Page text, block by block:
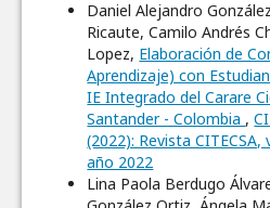
Daniel Alejandro
Ricaute, Camilo Andrés
Lopez, Elaboración de
Aprendizaje) con
IE Integrado del Carare
Santander - Colombia ,
(2022): Revista
año 2022
Lina Paola Berdugo